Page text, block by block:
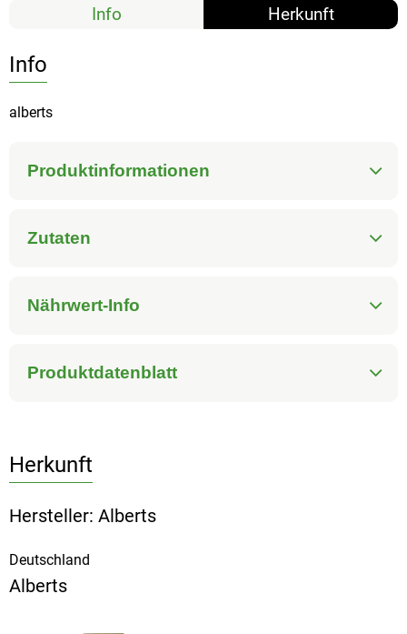
Info Herkunft
Info
alberts
Produktinformationen
Zutaten
Nährwert-Info
Produktdatenblatt
Herkunft
Hersteller: Alberts
Deutschland
Alberts